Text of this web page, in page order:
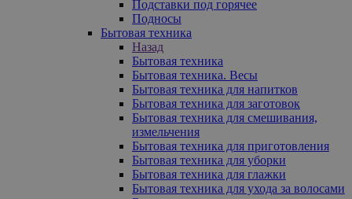
Подставки под горячее
Подносы
Бытовая техника
Назад
Бытовая техника
Бытовая техника. Весы
Бытовая техника для напитков
Бытовая техника для заготовок
Бытовая техника для смешивания,
измельчения
Бытовая техника для приготовления
Бытовая техника для уборки
Бытовая техника для глажки
Бытовая техника для ухода за волосами